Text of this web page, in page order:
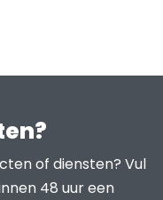
of diensten? Vul
48 uur een